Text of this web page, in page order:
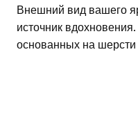
Внешний вид вашего
источник
основанных на шерсти